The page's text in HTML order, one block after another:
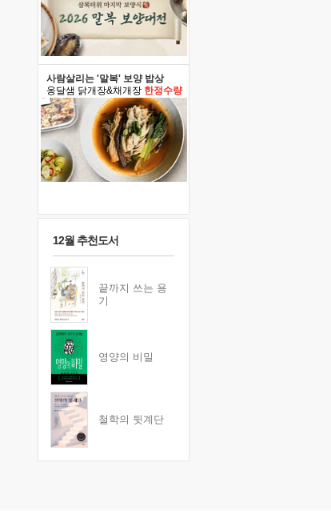
사람살리는 '말복' 보양 밥상
옹달샘 닭개장&채개장 한정수량
12월 추천도서
끝까지 쓰는 용
기
영양의 비밀
철학의 뒷계단